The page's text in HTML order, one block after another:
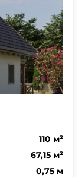
110 м²
67,15 м²
0,75 м